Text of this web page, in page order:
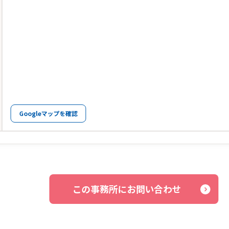
Googleマップを確認
この事務所にお問い合わせ